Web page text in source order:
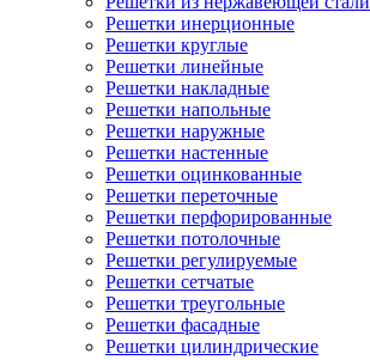
Решетки инерционные
Решетки круглые
Решетки линейные
Решетки накладные
Решетки напольные
Решетки наружные
Решетки настенные
Решетки оцинкованные
Решетки переточные
Решетки перфорированные
Решетки потолочные
Решетки регулируемые
Решетки сетчатые
Решетки треугольные
Решетки фасадные
Решетки цилиндрические